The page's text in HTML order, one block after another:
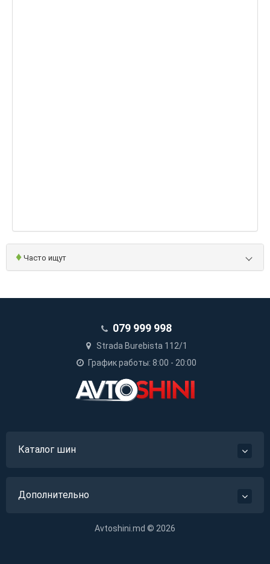
♦ Часто ищут
079 999 998
Strada Burebista 112/1
График работы: 8:00 - 20:00
Каталог шин
Дополнительно
Avtoshini.md © 2026